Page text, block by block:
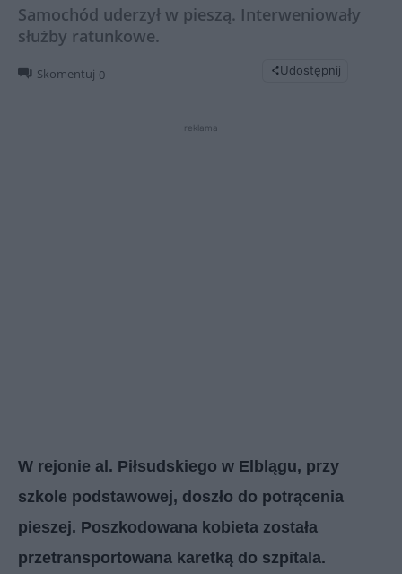
Samochód uderzył w pieszą. Interweniowały
służby ratunkowe.
Skomentuj 0 Udostępnij
reklama
W rejonie al. Piłsudskiego w Elblągu, przy
szkole podstawowej, doszło do potrącenia
pieszej. Poszkodowana kobieta została
przetransportowana karetką do szpitala.